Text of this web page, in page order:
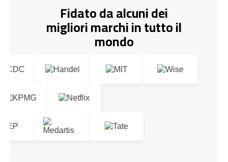
Fidato da alcuni dei
migliori marchi in tutto il
mondo